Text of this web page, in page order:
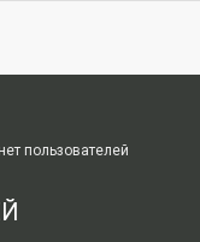
пользователей